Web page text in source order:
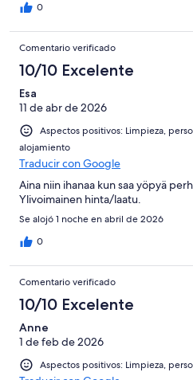
0
Comentario verificado
10/10 Excelente
Esa
11 de abr de 2026
Aspectos positivos: Limpieza,
alojamiento
Traducir con Google
Aina niin ihanaa kun saa yöpyä
Ylivoimainen hinta/laatu.
Se alojó 1 noche en abril de 2026
0
Comentario verificado
10/10 Excelente
Anne
1 de feb de 2026
Aspectos positivos: Limpieza,